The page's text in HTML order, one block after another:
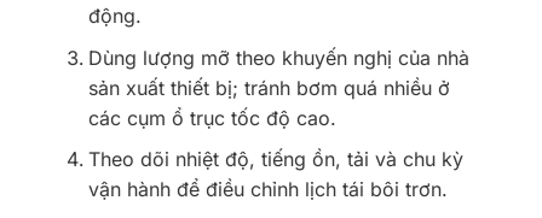
động.
Dùng lượng mỡ theo khuyến nghị của nhà
sản xuất thiết bị; tránh bơm quá nhiều ở
các cụm ổ trục tốc độ cao.
Theo dõi nhiệt độ, tiếng ồn, tải và chu kỳ
vận hành để điều chỉnh lịch tái bôi trơn.